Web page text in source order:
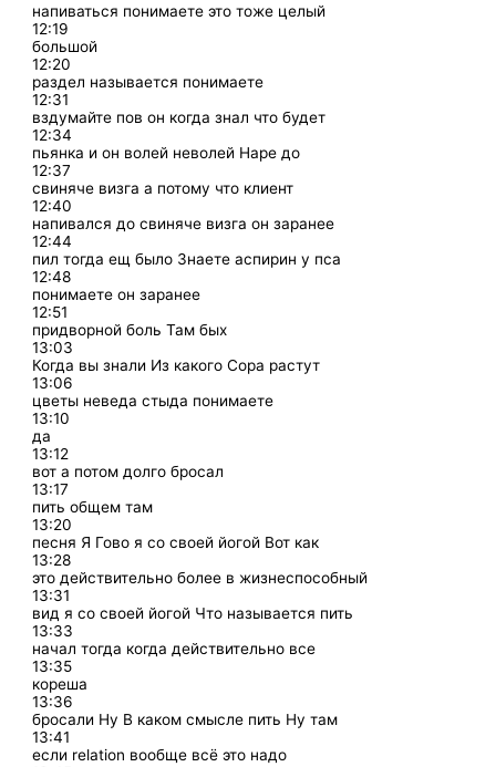
напиваться понимаете это тоже целый
12:19
большой
12:20
раздел называется понимаете
12:31
вздумайте пов он когда знал что будет
12:34
пьянка и он волей неволей Наре до
12:37
свиняче визга а потому что клиент
12:40
напивался до свиняче визга он заранее
12:44
пил тогда ещ было Знаете аспирин у пса
12:48
понимаете он заранее
12:51
придворной боль Там бых
13:03
Когда вы знали Из какого Сора растут
13:06
цветы неведа стыда понимаете
13:10
да
13:12
вот а потом долго бросал
13:17
пить общем там
13:20
песня Я Гово я со своей йогой Вот как
13:28
это действительно более в жизнеспособный
13:31
вид я со своей йогой Что называется пить
13:33
начал тогда когда действительно все
13:35
кореша
13:36
бросали Ну В каком смысле пить Ну там
13:41
если relation вообще всё это надо